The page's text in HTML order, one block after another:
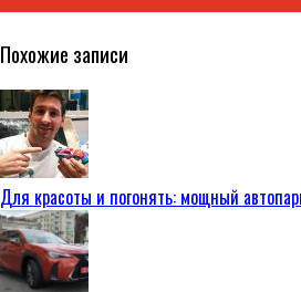
Похожие записи
Для красоты и погонять: мощный